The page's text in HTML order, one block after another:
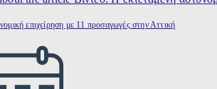
επιχείρηση με 11 προσαγωγές στην Αττική